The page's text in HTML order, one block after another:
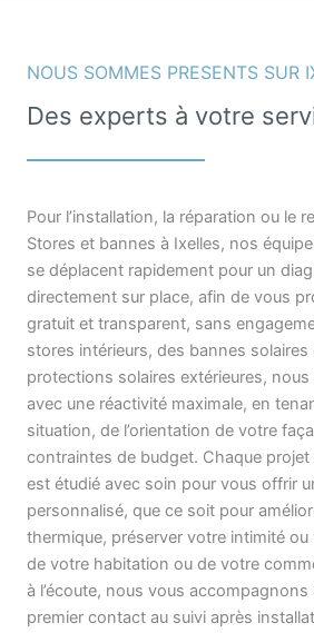
NOUS SOMMES PRESENTS SUR
Des experts à votre
Pour l’installation, la réparation ou le
Stores et bannes à Ixelles, nos
se déplacent rapidement pour un
directement sur place, afin de vous
gratuit et transparent, sans
stores intérieurs, des bannes solaires
protections solaires extérieures,
avec une réactivité maximale, en
situation, de l’orientation de votre
contraintes de budget. Chaque
est étudié avec soin pour vous offrir
personnalisé, que ce soit pour
thermique, préserver votre intimité ou
de votre habitation ou de votre
à l’écoute, nous vous
premier contact au suivi après